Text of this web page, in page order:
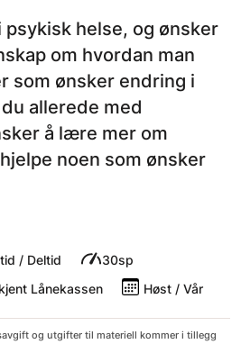
helse, og ønsker
om hvordan man
som ønsker endring i
allerede med
å lære mer om
noen som ønsker
/ Deltid
30sp
Lånekassen Høst / Vår
og utgifter til materiell kommer i tillegg